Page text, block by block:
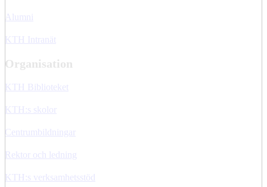
Alumni
KTH Intranät
Organisation
KTH Biblioteket
KTH:s skolor
Centrumbildningar
Rektor och ledning
KTH:s verksamhetsstöd